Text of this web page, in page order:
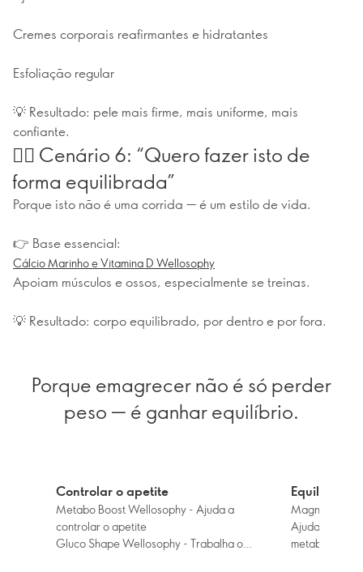
Cremes corporais reafirmantes e hidratantes
Esfoliação regular
💡 Resultado: pele mais firme, mais uniforme, mais
confiante.
🧘‍♀️ Cenário 6: “Quero fazer isto de
forma equilibrada”
Porque isto não é uma corrida — é um estilo de vida.
👉 Base essencial:
Cálcio Marinho e Vitamina D Wellosophy
Apoiam músculos e ossos, especialmente se treinas.
💡 Resultado: corpo equilibrado, por dentro e por fora.
Porque emagrecer não é só perder
peso — é ganhar equilíbrio.
Controlar o apetite
Metabo Boost Wellosophy - Ajuda a
controlar o apetite
Gluco Shape Wellosophy - Trabalha o
Equilibrar
Magnésio e
Ajuda a
metabolismo